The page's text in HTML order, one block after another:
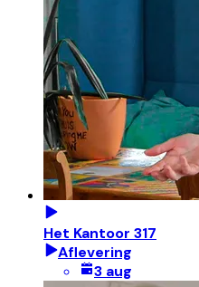
Het Kantoor 317
Aflevering
3 aug